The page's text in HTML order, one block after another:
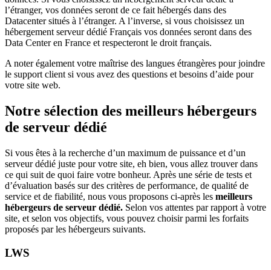
l’étranger, vos données seront de ce fait hébergés dans des
Datacenter situés à l’étranger. A l’inverse, si vous choisissez un
hébergement serveur dédié Français vos données seront dans des
Data Center en France et respecteront le droit français.
A noter également votre maîtrise des langues étrangères pour joindre
le support client si vous avez des questions et besoins d’aide pour
votre site web.
Notre sélection des meilleurs hébergeurs
de serveur dédié
Si vous êtes à la recherche d’un maximum de puissance et d’un
serveur dédié juste pour votre site, eh bien, vous allez trouver dans
ce qui suit de quoi faire votre bonheur. Après une série de tests et
d’évaluation basés sur des critères de performance, de qualité de
service et de fiabilité, nous vous proposons ci-après les meilleurs
hébergeurs de serveur dédié. Selon vos attentes par rapport à votre
site, et selon vos objectifs, vous pouvez choisir parmi les forfaits
proposés par les hébergeurs suivants.
LWS